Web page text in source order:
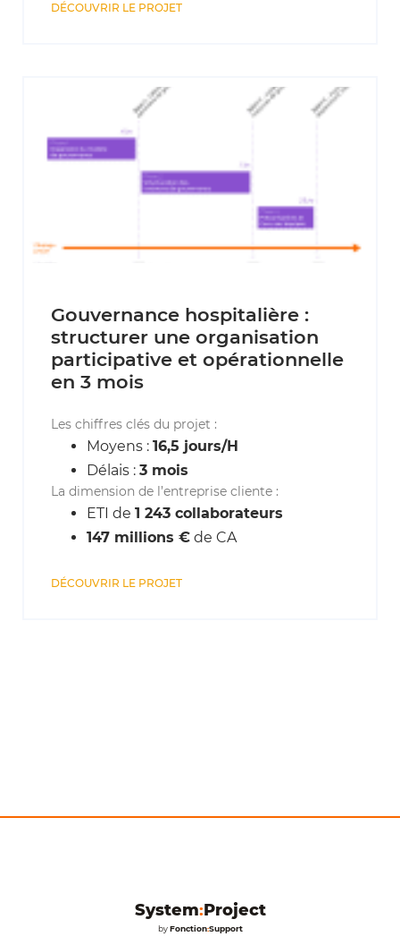
DÉCOUVRIR LE PROJET
Gouvernance hospitalière :
structurer une organisation
participative et opérationnelle
en 3 mois
Les chiffres clés du projet :
Moyens : 16,5 jours/H
Délais : 3 mois
La dimension de l’entreprise cliente :
ETI de 1 243 collaborateurs
147 millions € de CA
DÉCOUVRIR LE PROJET
System:Project
byFonction:Support